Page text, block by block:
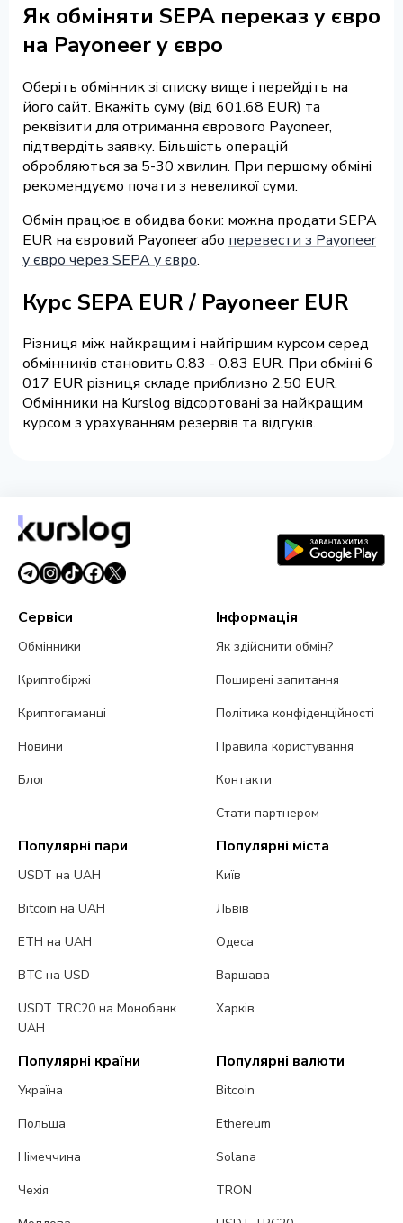
Як обміняти SEPA переказ у євро
на Payoneer у євро
Оберіть обмінник зі списку вище і перейдіть на
його сайт. Вкажіть суму (від 601.68 EUR) та
реквізити для отримання єврового Payoneer,
підтвердіть заявку. Більшість операцій
обробляються за 5-30 хвилин. При першому обміні
рекомендуємо почати з невеликої суми.
Обмін працює в обидва боки: можна продати SEPA
EUR на євровий Payoneer або перевести з Payoneer
у євро через SEPA у євро.
Курс SEPA EUR / Payoneer EUR
Різниця між найкращим і найгіршим курсом серед
обмінників становить 0.83 - 0.83 EUR. При обміні 6
017 EUR різниця складе приблизно 2.50 EUR.
Обмінники на Kurslog відсортовані за найкращим
курсом з урахуванням резервів та відгуків.
Сервіси
Обмінники
Криптобіржі
Криптогаманці
Новини
Блог
Інформація
Як здійснити обмін?
Поширені запитання
Політика конфіденційності
Правила користування
Контакти
Стати партнером
Популярні пари
USDT на UAH
Bitcoin на UAH
ETH на UAH
BTC на USD
USDT TRC20 на Монобанк
UAH
Популярні міста
Київ
Львів
Одеса
Варшава
Харків
Популярні країни
Україна
Польща
Німеччина
Чехія
Популярні валюти
Bitcoin
Ethereum
Solana
TRON